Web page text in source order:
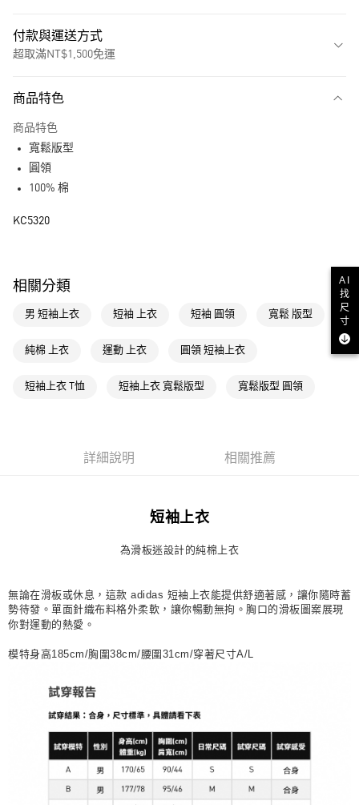
付款與運送方式
超取滿NT$1,500免運
LINE Pay
每筆NT$80，滿NT$1,500(含以上)免運費
付款後全家取貨
每筆NT$80，滿NT$1,500(含以上)免運費
每筆NT$80，滿NT$1,500(含以上)免運費
每筆NT$80，滿NT$1,500(含以上)免運費
付款後門市自取
商品特色
商品特色
寬鬆版型
圓領
100% 棉
KC5320
相關分類
男 短袖上衣 短袖 上衣 短袖 圓領 寬鬆 版型
純棉 上衣 運動 上衣 圓領 短袖上衣
短袖上衣 T恤 短袖上衣 寬鬆版型 寬鬆版型 圓領
詳細說明 相關推薦
短袖上衣
為滑板迷設計的純棉上衣
無論在滑板或休息，這款 adidas 短袖上衣能提供舒適著感，讓你隨時蓄
勢待發。單面針織布料格外柔軟，讓你暢動無拘。胸口的滑板圖案展現
你對運動的熱愛。
模特身高185cm/胸圍38cm/腰圍31cm/穿著尺寸A/L
AI
找
尺
寸